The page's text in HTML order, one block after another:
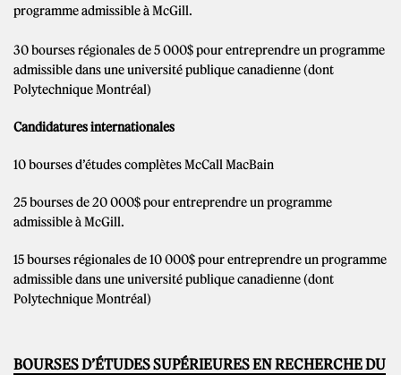
programme admissible à McGill.
30 bourses régionales de 5 000$ pour entreprendre un programme
admissible dans une université publique canadienne (dont
Polytechnique Montréal)
Candidatures internationales
10 bourses d’études complètes McCall MacBain
25 bourses de 20 000$ pour entreprendre un programme
admissible à McGill.
15 bourses régionales de 10 000$ pour entreprendre un programme
admissible dans une université publique canadienne (dont
Polytechnique Montréal)
BOURSES D’ÉTUDES SUPÉRIEURES EN RECHERCHE DU